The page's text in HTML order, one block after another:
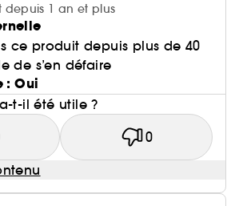
depuis 1 an et plus
ce produit depuis plus de 40
de s’en défaire
: Oui
t-il été utile ?
0